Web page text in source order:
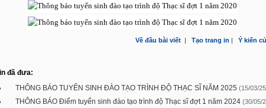
Về đầu bài viết | Tạo trang in | Ý kiến
đã đưa:
THÔNG BÁO TUYỂN SINH ĐÀO TẠO TRÌNH ĐỘ THẠC SĨ NĂM 2025 (15/03/
THÔNG BÁO Điểm tuyển sinh đào tạo trình độ Thạc sĩ đợt 1 năm 2024 (30/05/